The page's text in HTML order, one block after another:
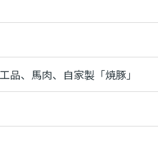
品、馬肉、自家製「焼豚」